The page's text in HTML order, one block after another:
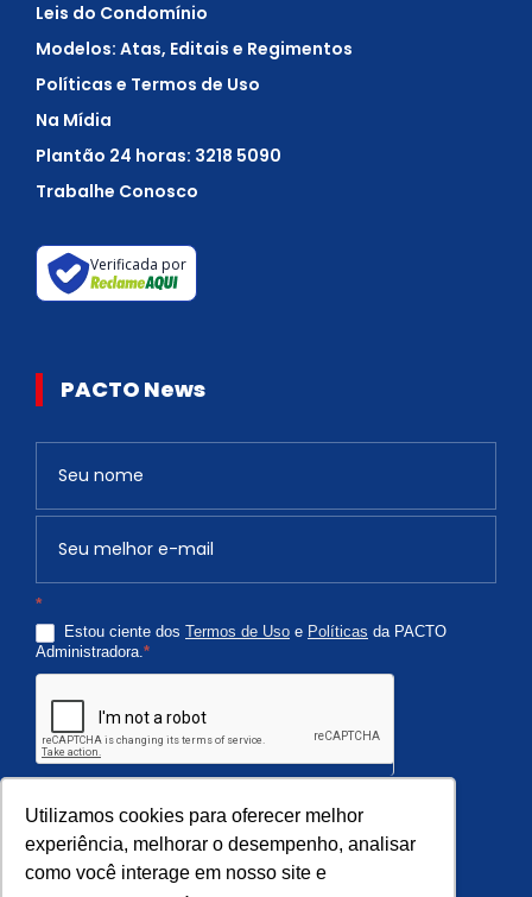
Utilizamos cookies para oferecer melhor
experiência, melhorar o desempenho, analisar
como você interage em nosso site e
Leis do Condomínio
Modelos: Atas, Editais e Regimentos
Políticas e Termos de Uso
Na Mídia
Plantão 24 horas: 3218 5090
Trabalhe Conosco
Verificada por
PACTO News
*
Estou ciente dos Termos de Uso e Políticas da PACTO
Administradora. *
v
ê
a
n
o
,
d